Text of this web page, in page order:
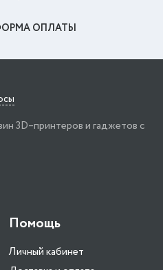
ОПЛАТЫ
3D–принтеров и гаджетов с
Помощь
Личный кабинет